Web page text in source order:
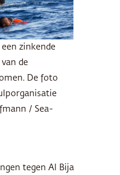
zinkende
de
De foto
/ Sea-
tegen Al Bija